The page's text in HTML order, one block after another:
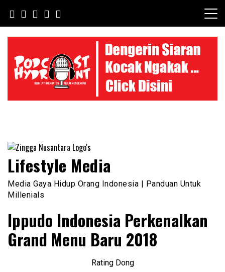
content
Lifestyle Media
Media Gaya Hidup Orang Indonesia | Panduan Untuk
Millenials
Ippudo Indonesia Perkenalkan
Grand Menu Baru 2018
Rating Dong